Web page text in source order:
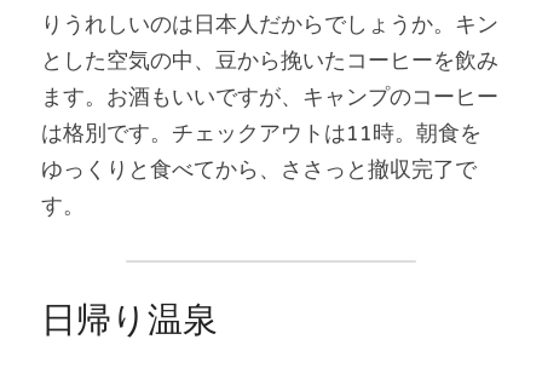
りうれしいのは日本人だからでしょうか。キン
とした空気の中、豆から挽いたコーヒーを飲み
ます。お酒もいいですが、キャンプのコーヒー
は格別です。チェックアウトは11時。朝食を
ゆっくりと食べてから、ささっと撤収完了で
す。
日帰り温泉